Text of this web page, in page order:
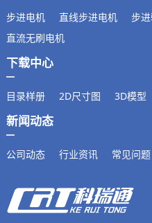
步进电机 直线步进电机 步
直流无刷电机
下载中心
目录样册 2D尺寸图 3D模型
新闻动态
公司动态 行业资讯 常见问题